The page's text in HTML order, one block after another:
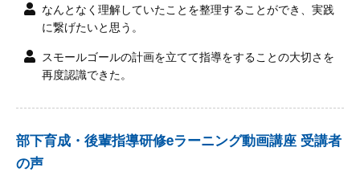
なんとなく理解していたことを整理することができ、実践
に繋げたいと思う。
スモールゴールの計画を立てて指導をすることの大切さを
再度認識できた。
部下育成・後輩指導研修eラーニング動画講座 受講者
の声